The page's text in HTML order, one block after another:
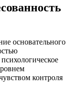
основательного
контроля